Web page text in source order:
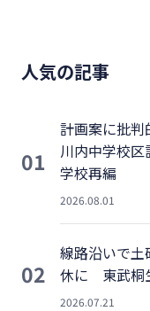
人気の記事
01
計画案に批
川内中学校
学校再編
2026.08.01
02
線路沿いで
休に 東武桐
2026.07.21